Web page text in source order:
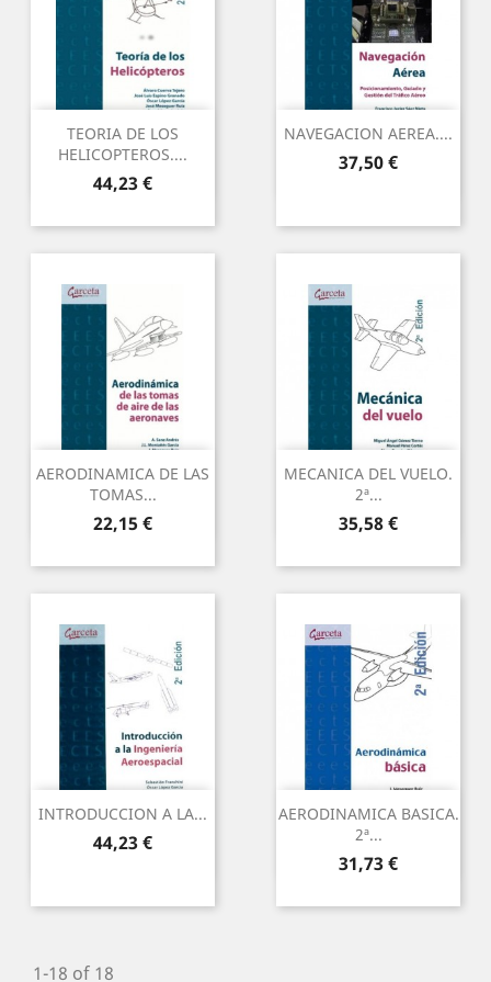
TEORIA DE LOS
HELICOPTEROS....
Precio
44,23 €
NAVEGACION AEREA....
Precio
37,50 €
AERODINAMICA DE LAS
TOMAS...
Precio
22,15 €
MECANICA DEL VUELO.
2ª...
Precio
35,58 €
INTRODUCCION A LA...
Precio
44,23 €
AERODINAMICA BASICA.
2ª...
Precio
31,73 €
1-18 of 18